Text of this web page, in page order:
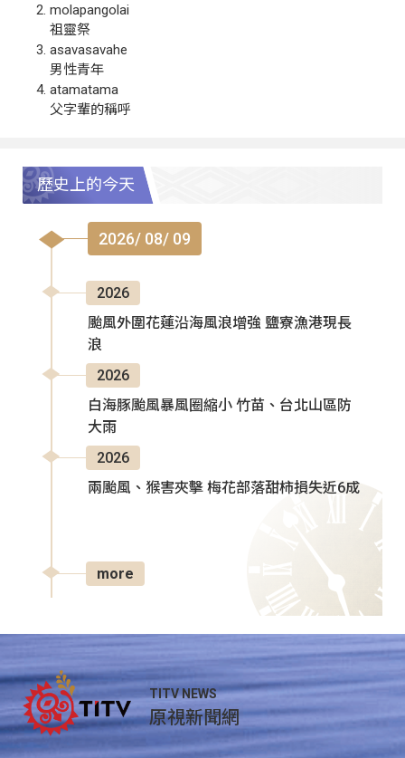
molapangolai
祖靈祭
asavasavahe
男性青年
atamatama
父字輩的稱呼
歷史上的今天
2026/ 08/ 09
2026
颱風外圍花蓮沿海風浪增強 鹽寮漁港現長
浪
2026
白海豚颱風暴風圈縮小 竹苗、台北山區防
大雨
2026
兩颱風、猴害夾擊 梅花部落甜柿損失近6成
more
TITV NEWS
原視新聞網